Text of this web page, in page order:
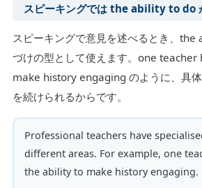
スピーキングでは the ability to do
スピーキングで意見を述べるとき、
づけの型として使えます。one
make history engaging のように、具
を続けられるからです。
Professional teachers have
different areas. For example, one
the ability to make history engaging.